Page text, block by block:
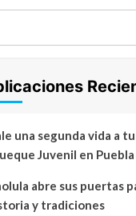
una segunda vida a
Juvenil en Puebla
abre sus puertas
y tradiciones